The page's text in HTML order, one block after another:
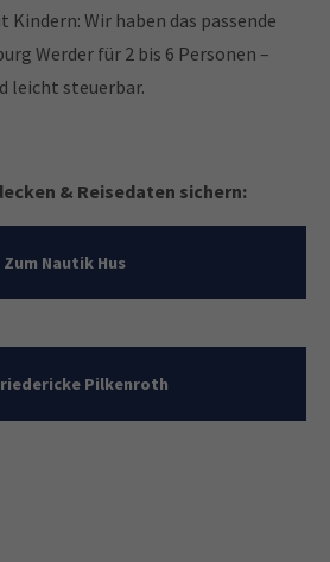
Wir haben das passende
Werder für 2 bis 6 Personen –
leicht steuerbar.
& Reisedaten sichern:
Zum Nautik Hus
Pilkenroth